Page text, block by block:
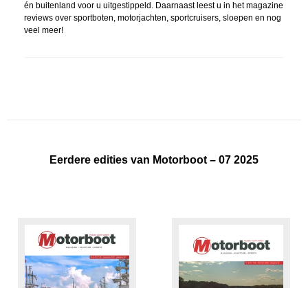
én buitenland voor u uitgestippeld. Daarnaast leest u in het magazine
reviews over sportboten, motorjachten, sportcruisers, sloepen en nog
veel meer!
Eerdere edities van Motorboot – 07 2025